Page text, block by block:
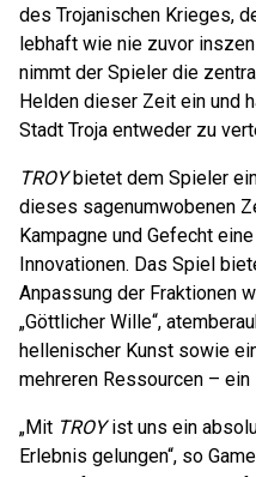
des Trojanischen Krieges,
lebhaft wie nie zuvor
nimmt der Spieler die
Helden dieser Zeit ein und
Stadt Troja entweder zu
TROYbietet dem Spieler
dieses sagenumwobenen
Kampagne und Gefecht
Innovationen. Das Spiel
Anpassung der Fraktionen
„Göttlicher Wille“,
hellenischer Kunst sowie
mehreren Ressourcen – ein
„Mit TROYist uns ein
Erlebnis gelungen“, so